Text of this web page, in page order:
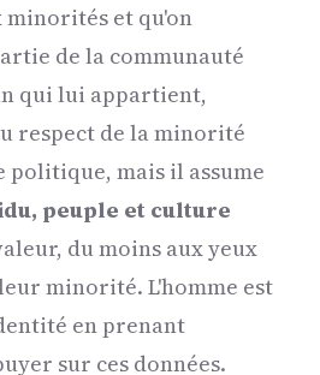
minorités et qu'on
de la communauté
qui lui appartient,
respect de la minorité
politique, mais il assume
peuple et culture
du moins aux yeux
minorité. L'homme est
en prenant
sur ces données.